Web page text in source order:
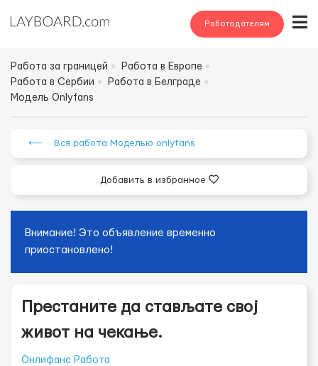
Работодателям
Работа за границей
Работа в Европе
Работа в Сербии
Работа в Белграде
Модель Onlyfans
⟵ Вся работа Моделью onlyfans
Добавить в избранное
Внимание! Это объявление временно
приостановлено!
Престаните да стављате свој
живот на чекање.
Онлифанс Работа